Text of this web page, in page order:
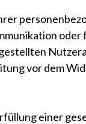
vor dem
einer